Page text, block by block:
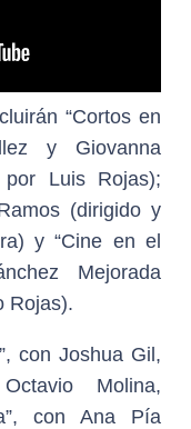
“Cortos en
y Giovanna
Luis Rojas);
(dirigido y
y “Cine en el
Mejorada
Rojas).
con Joshua Gil,
Molina,
con Ana Pía